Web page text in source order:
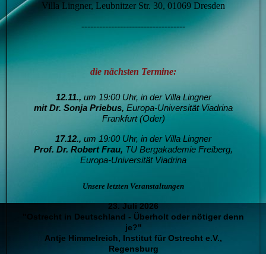
Villa Lingner, Leubnitzer Str. 30, 01069 Dresden
-----------------------------------
die nächsten Termine:
12.11., um 19:00 Uhr, in der Villa Lingner
mit Dr. Sonja Priebus, Europa-Universität Viadrina
Frankfurt (Oder)
17.12., um 19:00 Uhr, in der Villa Lingner
Prof. Dr. Robert Frau, TU Bergakademie Freiberg,
Europa-Universität Viadrina
Unsere letzten Veranstaltungen
23. Juli 2026
"Ostrecht in Deutschland - Überholt oder nötiger denn
je?"
Antje Himmelreich, Institut für Ostrecht e.V.,
Regensburg